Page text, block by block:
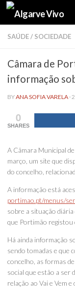
Skip to content
SAÚDE/ SOCIEDADE
Câmara de
informação
BYANA SOFIA VARELA ·
0
SHARES
A Câmara Municipal
março, um site que
do concelho,
A informação está
portimao.pt/menus/
sobre a situação
que Portimão registou
Há ainda informação
sendo tomadas e que
concelho, as formas
social que estão a ser
relação ao Vai e Vem